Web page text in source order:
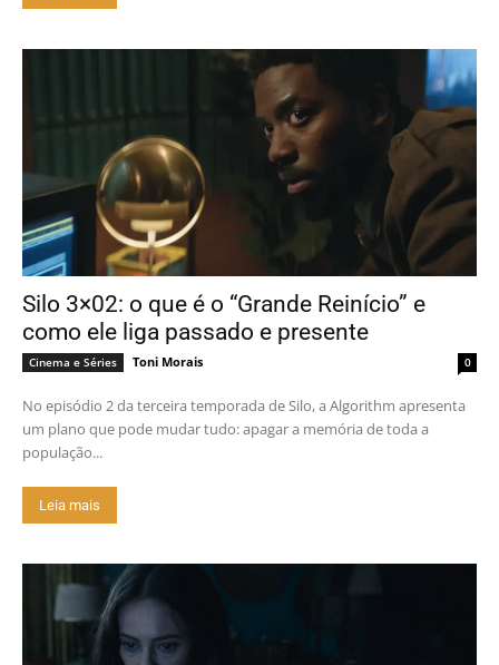
Silo 3×02: o que é o “Grande Reinício” e
como ele liga passado e presente
Cinema e Séries Toni Morais 0
No episódio 2 da terceira temporada de Silo, a Algorithm apresenta
um plano que pode mudar tudo: apagar a memória de toda a
população...
Leia mais